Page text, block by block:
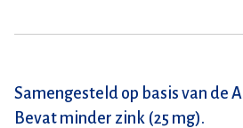
Samengesteld op basis van de
Bevat minder zink (25 mg).